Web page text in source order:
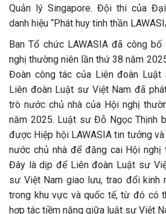
Quản lý Singapore. Đội thi của
danh hiệu “Phát huy tinh thần
Ban Tổ chức LAWASIA đã công
nghị thường niên lần thứ 38 năm
Đoàn công tác của Liên đoàn Luật
Liên đoàn Luật sư Việt Nam đã
trò nước chủ nhà của Hội nghị
năm 2025. Luật sư Đỗ Ngọc Thịnh
được Hiệp hội LAWASIA tin tưởng
nước chủ nhà để đăng cai Hội nghị
Đây là dịp để Liên đoàn Luật sư
sư Việt Nam giao lưu, trao đổi kinh
trong khu vực và quốc tế, từ đó có
hợp tác tiềm năng giữa luật sư Việt